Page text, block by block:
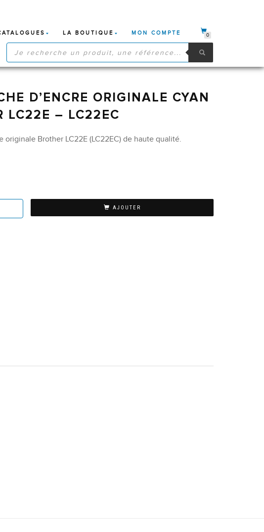
LA BOUTIQUE
MON COMPTE
RECHERCHE
DE
PRODUITS
0
D’ENCRE ORIGINALE CYAN
LC22E – LC22EC
originale Brother LC22E (LC22EC) de haute qualité.
AJOUTER